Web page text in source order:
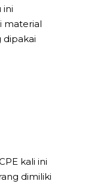
ini
material
kali ini
dimiliki